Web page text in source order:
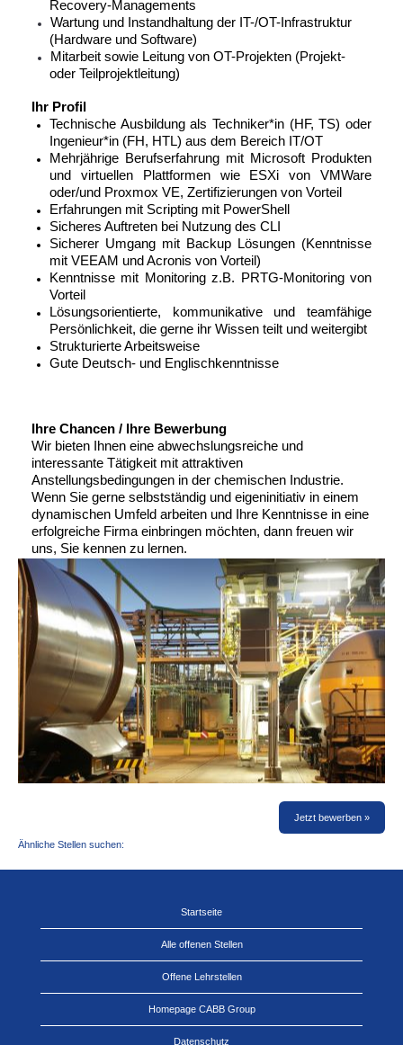
Recovery-Managements
Wartung und Instandhaltung der IT-/OT-Infrastruktur
(Hardware und Software)
Mitarbeit sowie Leitung von OT-Projekten (Projekt-
oder Teilprojektleitung)
Ihr Profil
Technische Ausbildung als Techniker*in (HF, TS) oder
Ingenieur*in (FH, HTL) aus dem Bereich IT/OT
Mehrjährige Berufserfahrung mit Microsoft Produkten
und virtuellen Plattformen wie ESXi von VMWare
oder/und Proxmox VE, Zertifizierungen von Vorteil
Erfahrungen mit Scripting mit PowerShell
Sicheres Auftreten bei Nutzung des CLI
Sicherer Umgang mit Backup Lösungen (Kenntnisse
mit VEEAM und Acronis von Vorteil)
Kenntnisse mit Monitoring z.B. PRTG-Monitoring von
Vorteil
Lösungsorientierte, kommunikative und teamfähige
Persönlichkeit, die gerne ihr Wissen teilt und weitergibt
Strukturierte Arbeitsweise
Gute Deutsch- und Englischkenntnisse
Ihre Chancen / Ihre Bewerbung
Wir bieten Ihnen eine abwechslungsreiche und
interessante Tätigkeit mit attraktiven
Anstellungsbedingungen in der chemischen Industrie.
Wenn Sie gerne selbstständig und eigeninitiativ in einem
dynamischen Umfeld arbeiten und Ihre Kenntnisse in eine
erfolgreiche Firma einbringen möchten, dann freuen wir
uns, Sie kennen zu lernen.
Jetzt bewerben »
Ähnliche Stellen suchen:
Startseite
Alle offenen Stellen
Offene Lehrstellen
Homepage CABB Group
Datenschutz